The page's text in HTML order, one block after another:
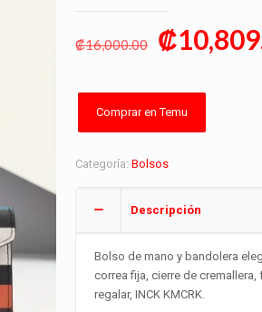
₡16,000.00
Original
was:
₡
Comprar en Temu
Categoría:Bolsos
Descripción
Bolso de mano y bandolera
correa fija, cierre de
regalar, INCK KMCRK.